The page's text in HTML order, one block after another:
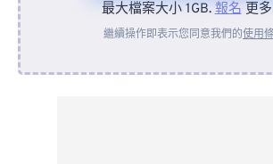
來自裝置
最大檔案大小 1GB.報名更
繼續操作即表示您同意我們的使用